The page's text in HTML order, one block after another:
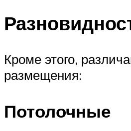
Кроме этого,
размещения:
Потолочные